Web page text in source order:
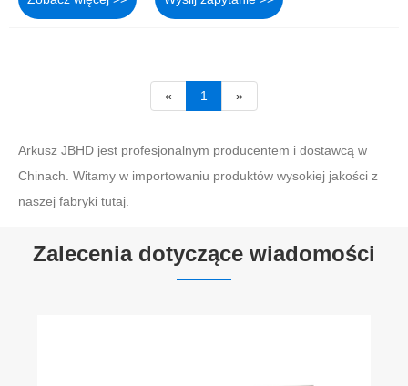
« 1 »
Arkusz JBHD jest profesjonalnym producentem i dostawcą w
Chinach. Witamy w importowaniu produktów wysokiej jakości z
naszej fabryki tutaj.
Zalecenia dotyczące wiadomości